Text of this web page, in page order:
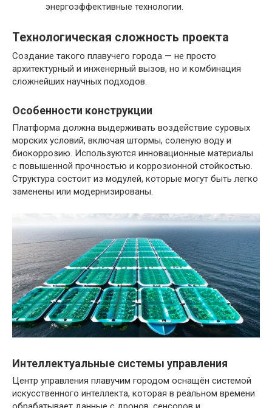
энергоэффективные технологии.
Технологическая сложность проекта
Создание такого плавучего города — не просто
архитектурный и инженерный вызов, но и комбинация
сложнейших научных подходов.
Особенности конструкции
Платформа должна выдерживать воздействие суровых
морских условий, включая штормы, соленую воду и
биокоррозию. Используются инновационные материалы
с повышенной прочностью и коррозионной стойкостью.
Структура состоит из модулей, которые могут быть легко
заменены или модернизированы.
Интеллектуальные системы управления
Центр управления плавучим городом оснащён системой
искусственного интеллекта, которая в реальном времени